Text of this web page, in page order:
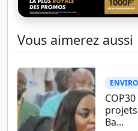
Vous aimerez aussi
Ba...